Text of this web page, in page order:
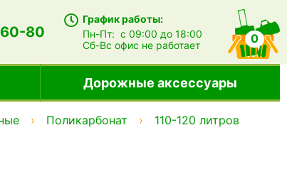
80
График работы:
Пн-Пт:с 09:00 до 18:00
Сб-Всофис не работает 0
Дорожные аксессуары
Поликарбонат
110-120 литров